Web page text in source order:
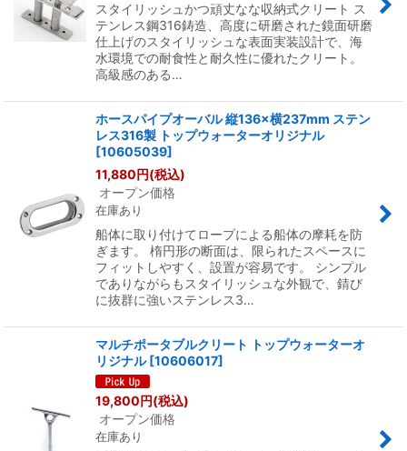
スタイリッシュかつ頑丈なな収納式クリート ス
テンレス鋼316鋳造、高度に研磨された鏡面研磨
仕上げのスタイリッシュな表面実装設計で、海
水環境での耐食性と耐久性に優れたクリート。
高級感のある…
ホースパイプオーバル 縦136×横237mm ステン
レス316製 トップウォーターオリジナル
[10605039]
11,880円(税込)
オープン価格
在庫あり
船体に取り付けてロープによる船体の摩耗を防
ぎます。 楕円形の断面は、限られたスペースに
フィットしやすく、設置が容易です。 シンプル
でありながらもスタイリッシュな外観で、錆び
に抜群に強いステンレス3…
マルチポータブルクリート トップウォーターオ
リジナル [10606017]
19,800円(税込)
オープン価格
在庫あり